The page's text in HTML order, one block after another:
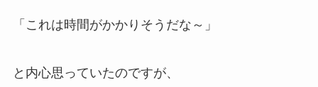
「これは時間がかかりそうだな～」
と内心思っていたのですが、